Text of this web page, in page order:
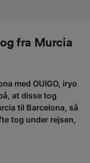
fra Murcia
med OUIGO, iryo
at disse tog
til Barcelona, så
tog under rejsen,